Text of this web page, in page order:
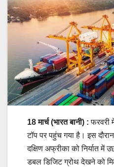
18 मार्च (भारत बानी) : फरवरी
टॉप पर पहुंच गया है। इस
दक्षिण अफ्रीका को निर्यात में
डबल डिजिट ग्रोथ देखने को